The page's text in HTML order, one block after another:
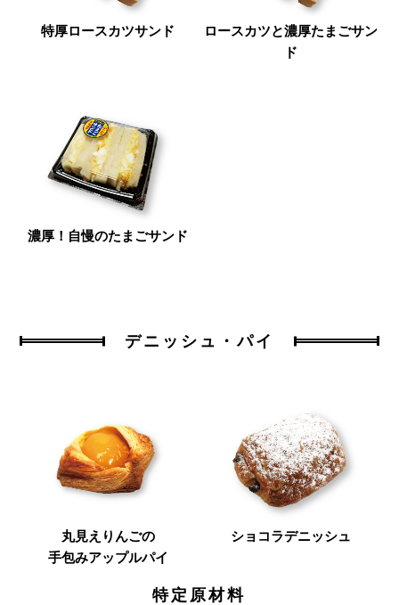
特厚ロースカツサンド
ロースカツと濃厚たまごサン
ド
濃厚！自慢のたまごサンド
デニッシュ・パイ
丸見えりんごの
手包みアップルパイ
ショコラデニッシュ
特定原材料